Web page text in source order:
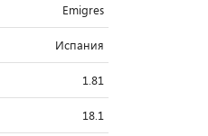
Emigres
Испания
1.81
18.1